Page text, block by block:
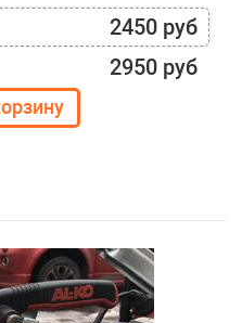
2450 руб
2950 руб